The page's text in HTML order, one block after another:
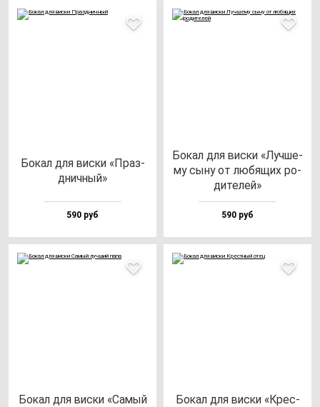
Бокал для вис­ки «Праз­
днич­ный»
590 руб
Бокал для вис­ки «Луч­ше­
му сы­ну от лю­бя­щих ро­
ди­те­лей»
590 руб
Бокал для вис­ки «Самый
Бокал для вис­ки «Крес­